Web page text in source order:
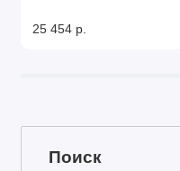
25 454 р.
Поиск